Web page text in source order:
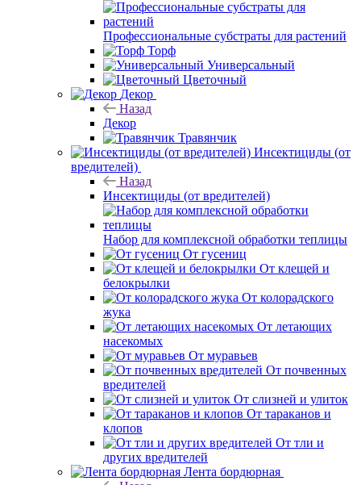
Профессиональные субстраты для растений
Торф
Универсальный
Цветочный
Декор
Назад
Декор
Травянчик
Инсектициды (от
вредителей)
Назад
Инсектициды (от вредителей)
Набор для комплексной обработки теплицы
От гусениц
От клещей и
белокрылки
От колорадского
жука
От летающих
насекомых
От муравьев
От почвенных
вредителей
От слизней и улиток
От тараканов и
клопов
От тли и
других вредителей
Лента бордюрная